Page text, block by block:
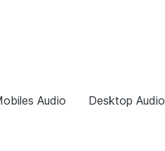
Audio Desktop Audio